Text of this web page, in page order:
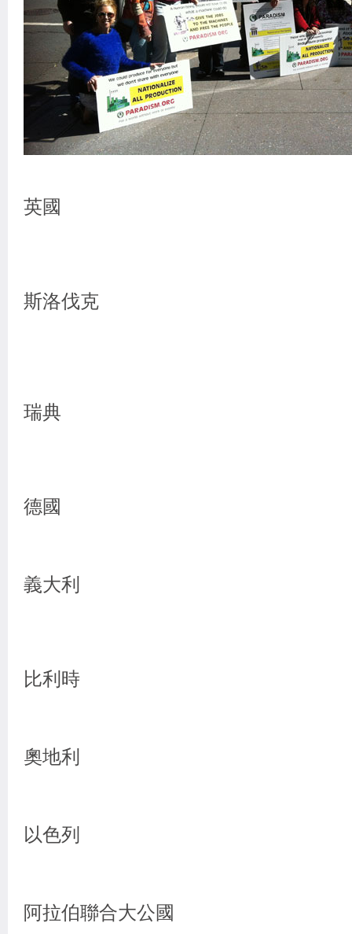
英國
斯洛伐克
瑞典
德國
義大利
比利時
奧地利
以色列
阿拉伯聯合大公國